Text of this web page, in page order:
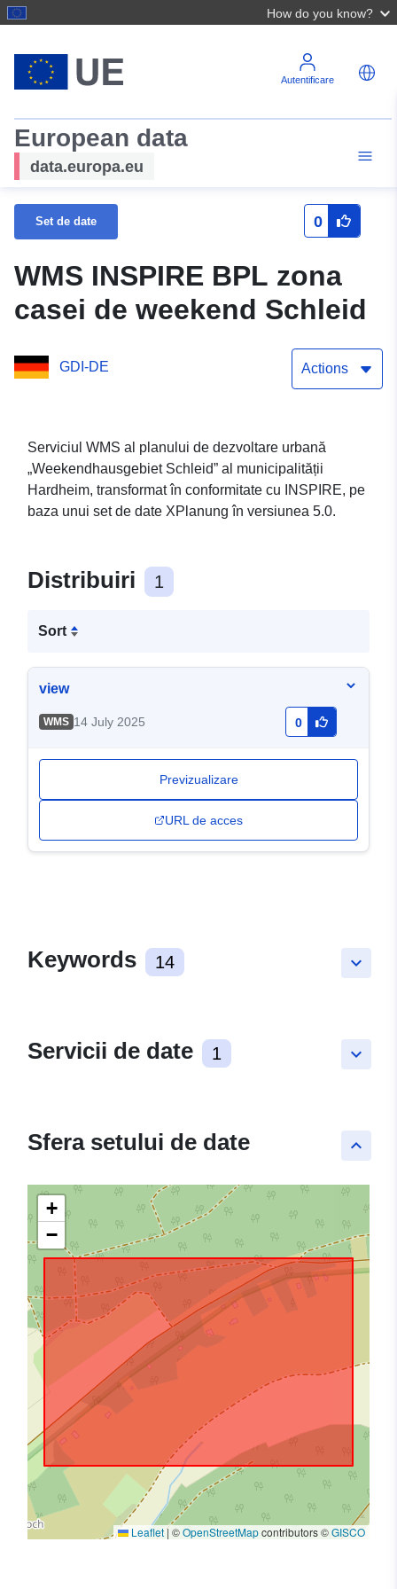
How do you know?
Autentificare
European data
data.europa.eu
Set de date 0
WMS INSPIRE BPL zona
casei de weekend Schleid
GDI-DE Actions
Serviciul WMS al planului de dezvoltare urbană
„Weekendhausgebiet Schleid” al municipalității
Hardheim, transformat în conformitate cu INSPIRE, pe
baza unui set de date XPlanung în versiunea 5.0.
Distribuiri 1
Sort
view
WMS 14 July 2025 0
Previzualizare
URL de acces
keyboard_arrow_down
Keywords 14
keyboard_arrow_down
Servicii de date 1
keyboard_arrow_up
Sfera setului de date
+
−
Leaflet|©OpenStreetMapcontributors ©GISCO